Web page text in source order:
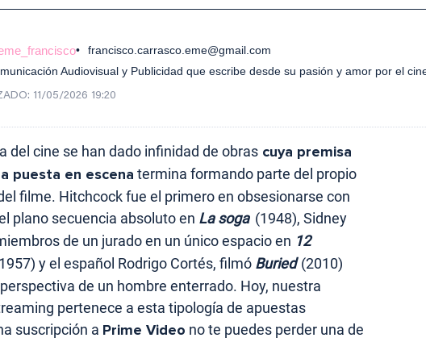
francisco.carrasco.eme@gmail.com
Audiovisual y Publicidad que escribe desde su pasión y amor por el
11/05/2026 19:20
del cine se han dado infinidad de obras cuya premisa
puesta en escena termina formando parte del propio
filme. Hitchcock fue el primero en obsesionarse con
plano secuencia absoluto en La soga (1948), Sidney
de un jurado en un único espacio en 12
y el español Rodrigo Cortés, filmó Buried(2010)
de un hombre enterrado. Hoy, nuestra
pertenece a esta tipología de apuestas
suscripción a Prime Video no te puedes perder una de